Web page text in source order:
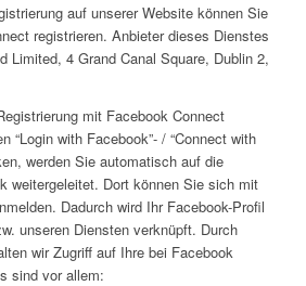
auf unserer Website können Sie
registrieren. Anbieter dieses Dienstes
Limited, 4 Grand Canal Square, Dublin 2,
mit Facebook Connect
“Login with Facebook”- / “Connect with
werden Sie automatisch auf die
weitergeleitet. Dort können Sie sich mit
Dadurch wird Ihr Facebook-Profil
unseren Diensten verknüpft. Durch
wir Zugriff auf Ihre bei Facebook
sind vor allem: